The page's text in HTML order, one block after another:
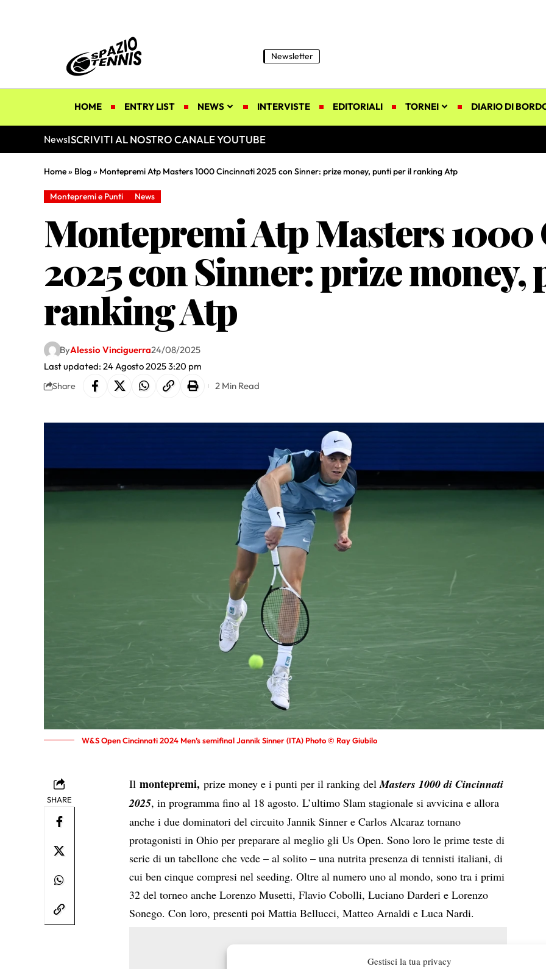
Gestisci la tua privacy
Newsletter
HOME ENTRY LIST NEWS INTERVISTE EDITORIALI TORNEI DIARIO DI
NewsISCRIVITI AL NOSTRO CANALE YOUTUBE
Home» Blog» Montepremi Atp Masters 1000 Cincinnati 2025 con Sinner: prize money, punti per il ranking Atp
Montepremi e Punti News
Montepremi Atp Masters
2025 con Sinner: prize
ranking Atp
Last updated: 24 Agosto 2025 3:20 pm
ByAlessio Vinciguerra24/08/2025
Share 2 Min Read
W&S Open Cincinnati 2024 Men’s semifinal Jannik Sinner (ITA) Photo © Ray Giubilo
SHARE
Ilmontepremi,prize money e i punti per il ranking delMasters 1000 di Cincinnati
2025, in programma fino al 18 agosto. L’ultimo Slam stagionale si avvicina e allora
anche i due dominatori del circuito Jannik Sinner e Carlos Alcaraz tornano
protagonisti in Ohio per preparare al meglio gli Us Open. Sono loro le prime teste di
serie di un tabellone che vede – al solito – una nutrita presenza di tennisti italiani, di
cui ben cinque compresi nel seeding. Oltre al numero uno al mondo, sono tra i primi
32 del torneo anche Lorenzo Musetti, Flavio Cobolli, Luciano Darderi e Lorenzo
Sonego. Con loro, presenti poi Mattia Bellucci, Matteo Arnaldi e Luca Nardi.